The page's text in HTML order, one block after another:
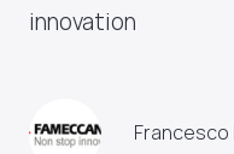
innovation
Francesco